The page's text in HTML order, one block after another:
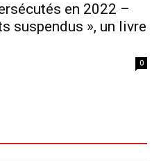
en 2022 –
suspendus », un livre
0